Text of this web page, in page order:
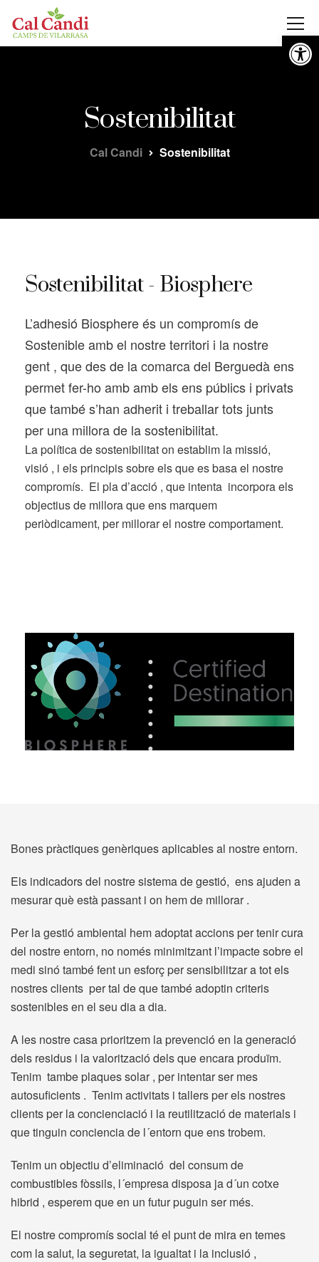
Obre
Sostenibilitat
Cal Candi Sostenibilitat
Sostenibilitat - Biosphere
L’adhesió Biosphere és un compromís de
Sostenible amb el nostre territori i la nostre
gent , que des de la comarca del Berguedà ens
permet fer-ho amb amb els ens públics i privats
que també s’han adherit i treballar tots junts
per una millora de la sostenibilitat.
La política de sostenibilitat on establim la missió,
visió , i els principis sobre els que es basa el nostre
compromís. El pla d’acció , que intenta incorpora els
objectius de millora que ens marquem
periòdicament, per millorar el nostre comportament.
Bones pràctiques genèriques aplicables al nostre entorn.
Els indicadors del nostre sistema de gestió, ens ajuden a
mesurar què està passant i on hem de millorar .
Per la gestió ambiental hem adoptat accions per tenir cura
del nostre entorn, no només minimitzant l’impacte sobre el
medi sinó també fent un esforç per sensibilitzar a tot els
nostres clients per tal de que també adoptin criteris
sostenibles en el seu dia a dia.
A les nostre casa prioritzem la prevenció en la generació
dels residus i la valorització dels que encara produïm.
Tenim tambe plaques solar , per intentar ser mes
autosuficients . Tenim activitats i tallers per els nostres
clients per la concienciació i la reutilització de materials i
que tinguin conciencia de l´entorn que ens trobem.
Tenim un objectiu d’eliminació del consum de
combustibles fòssils, l´empresa disposa ja d´un cotxe
hibrid , esperem que en un futur puguin ser més.
El nostre compromís social té el punt de mira en temes
com la salut, la seguretat, la igualtat i la inclusió ,